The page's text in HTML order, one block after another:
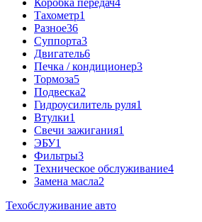
Тахометр1
Разное36
Cуппорта3
Двигатель6
Печка / кондиционер3
Тормоза5
Подвеска2
Гидроусилитель руля1
Втулки1
Свечи зажигания1
ЭБУ1
Фильтры3
Техническое обслуживание4
Замена масла2
Техобслуживание авто